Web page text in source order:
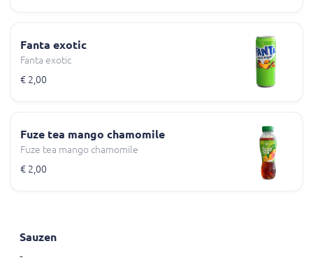
Fanta exotic
Fanta exotic
€ 2,00
Fuze tea mango chamomile
Fuze tea mango chamomile
€ 2,00
Sauzen
-